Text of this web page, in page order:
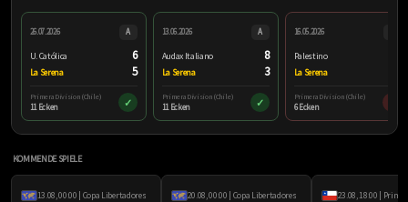
26.07.2026 A
U. Católica 6
La Serena 5
Primera Division (Chile)
11 Ecken ✓
13.06.2026 A
Audax Italiano 8
La Serena 3
Primera Division (Chile)
11 Ecken ✓
16.05.2026
Palestino
La Serena
Primera Division (Chile)
6 Ecken
KOMMENDE SPIELE
13.08, 00:00 | Copa Libertadores 20.08, 00:00 | Copa Libertadores